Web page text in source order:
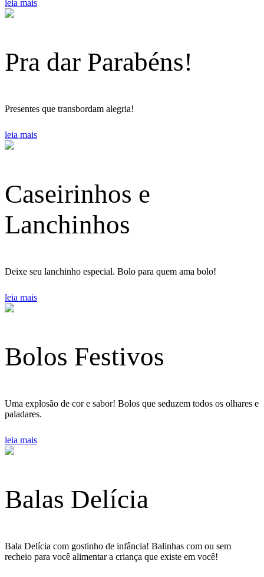
leia mais
Pra dar Parabéns!
Presentes que transbordam alegria!
leia mais
Caseirinhos e
Lanchinhos
Deixe seu lanchinho especial. Bolo para quem ama bolo!
leia mais
Bolos Festivos
Uma explosão de cor e sabor! Bolos que seduzem todos os olhares e
paladares.
leia mais
Balas Delícia
Bala Delícia com gostinho de infância! Balinhas com ou sem
recheio para você alimentar a criança que existe em você!